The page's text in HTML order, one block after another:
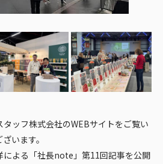
ッフ株式会社のWEBサイトをご覧い
います。
による「社長note」第11回記事を公開